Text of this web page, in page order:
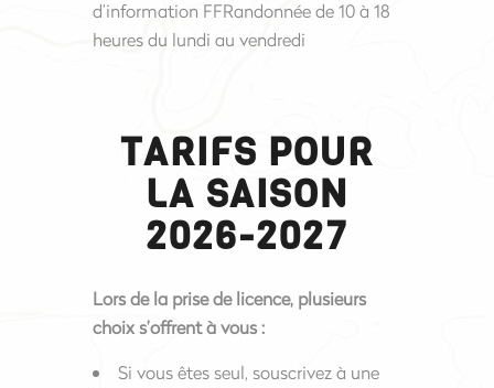
d’information FFRandonnée de 10 à 18
heures du lundi au vendredi
TARIFS POUR
LA SAISON
2026-2027
Lors de la prise de licence, plusieurs
choix s’offrent à vous :
Si vous êtes seul, souscrivez à une